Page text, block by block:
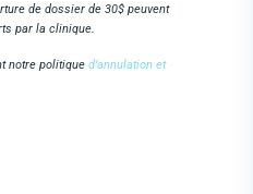
de dossier de 30$ peuvent
par la clinique.
notre politique d’annulation et